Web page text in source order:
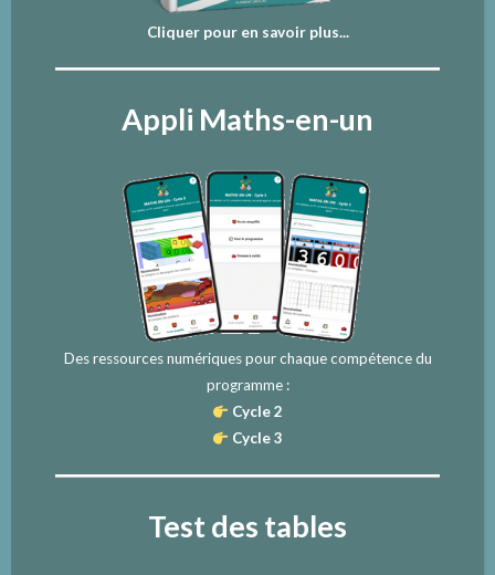
Cliquer pour en savoir plus...
Appli Maths-en-un
Des ressources numériques pour chaque compétence du
programme :
Cycle 2
Cycle 3
Test des tables